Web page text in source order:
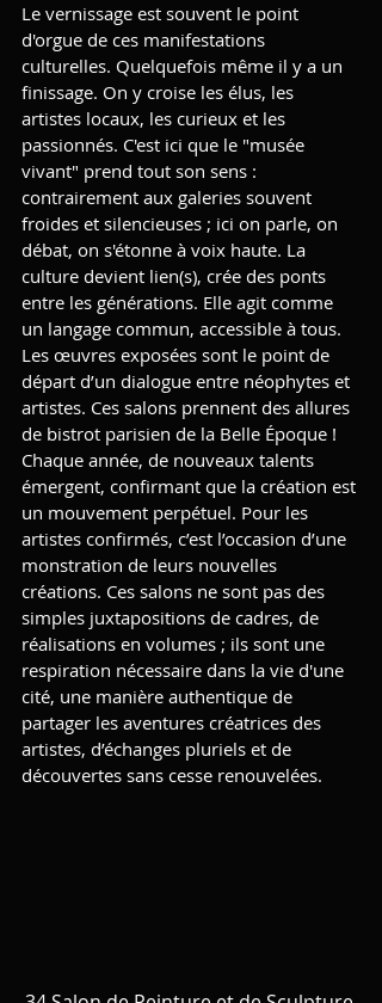
Le vernissage est souvent le point
d'orgue de ces manifestations
culturelles. Quelquefois même il y a un
finissage. On y croise les élus, les
artistes locaux, les curieux et les
passionnés. C'est ici que le "musée
vivant" prend tout son sens :
contrairement aux galeries souvent
froides et silencieuses ; ici on parle, on
débat, on s'étonne à voix haute. La
culture devient lien(s), crée des ponts
entre les générations. Elle agit comme
un langage commun, accessible à tous.
Les œuvres exposées sont le point de
départ d’un dialogue entre néophytes et
artistes. Ces salons prennent des allures
de bistrot parisien de la Belle Époque !
Chaque année, de nouveaux talents
émergent, confirmant que la création est
un mouvement perpétuel. Pour les
artistes confirmés, c’est l’occasion d’une
monstration de leurs nouvelles
créations. Ces salons ne sont pas des
simples juxtapositions de cadres, de
réalisations en volumes ; ils sont une
respiration nécessaire dans la vie d'une
cité, une manière authentique de
partager les aventures créatrices des
artistes, d’échanges pluriels et de
découvertes sans cesse renouvelées.